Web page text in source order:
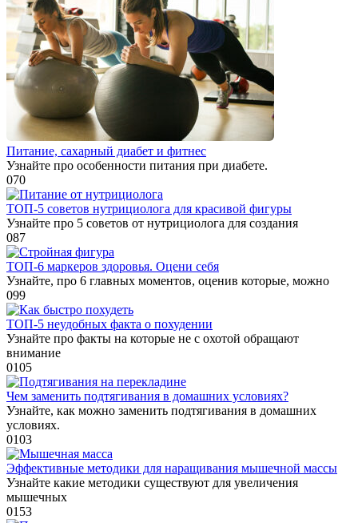
Питание, сахарный диабет и фитнес
Узнайте про особенности питания при диабете.
070
ТОП-5 советов нутрициолога для красивой фигуры
Узнайте про 5 советов от нутрициолога для создания
087
ТОП-6 маркеров здоровья. Оцени себя
Узнайте, про 6 главных моментов, оценив которые, можно
099
ТОП-5 неудобных факта о похудении
Узнайте про факты на которые не с охотой обращают
внимание
0105
Чем заменить подтягивания в домашних условиях?
Узнайте, как можно заменить подтягивания в домашних
условиях.
0103
Эффективные методики для наращивания мышечной массы
Узнайте какие методики существуют для увеличения
мышечных
0153